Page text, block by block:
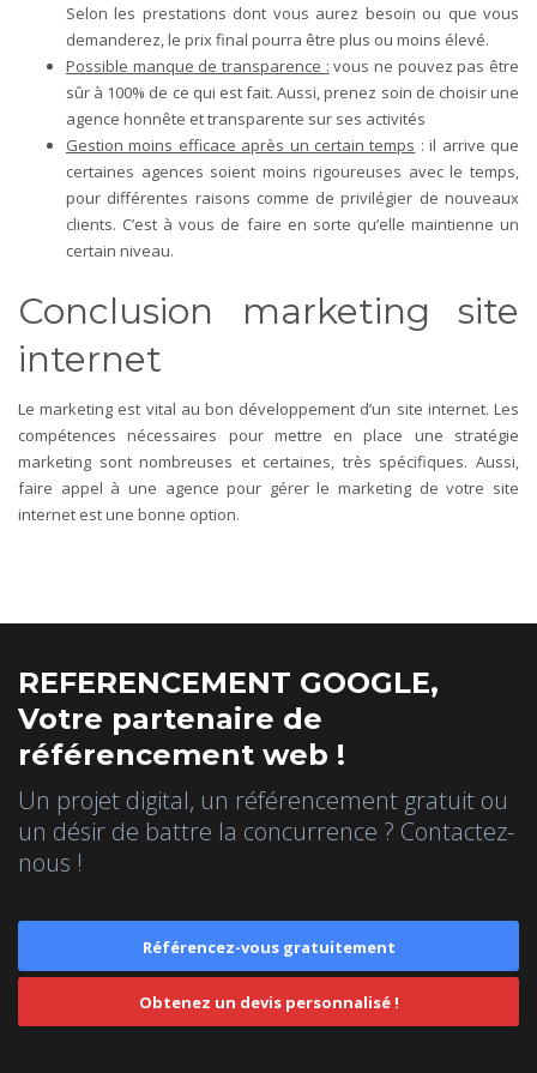
Selon les prestations dont vous aurez besoin ou que vous
demanderez, le prix final pourra être plus ou moins élevé.
Possible manque de transparence : vous ne pouvez pas être
sûr à 100% de ce qui est fait. Aussi, prenez soin de choisir une
agence honnête et transparente sur ses activités
Gestion moins efficace après un certain temps : il arrive que
certaines agences soient moins rigoureuses avec le temps,
pour différentes raisons comme de privilégier de nouveaux
clients. C’est à vous de faire en sorte qu’elle maintienne un
certain niveau.
Conclusion marketing site
internet
Le marketing est vital au bon développement d’un site internet. Les
compétences nécessaires pour mettre en place une stratégie
marketing sont nombreuses et certaines, très spécifiques. Aussi,
faire appel à une agence pour gérer le marketing de votre site
internet est une bonne option.
REFERENCEMENT GOOGLE,
Votre partenaire de
référencement web !
Un projet digital, un référencement gratuit ou
un désir de battre la concurrence ? Contactez-
nous !
Référencez-vous gratuitement
Obtenez un devis personnalisé !